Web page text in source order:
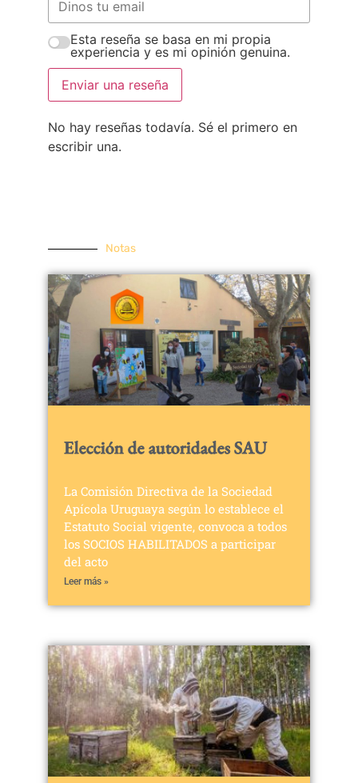
Esta reseña se basa en mi propia
experiencia y es mi opinión genuina.
Enviar una reseña
No hay reseñas todavía. Sé el primero en
escribir una.
Notas
Elección de autoridades SAU
La Comisión Directiva de la Sociedad
Apícola Uruguaya según lo establece el
Estatuto Social vigente, convoca a todos
los SOCIOS HABILITADOS a participar
del acto
Leer más »